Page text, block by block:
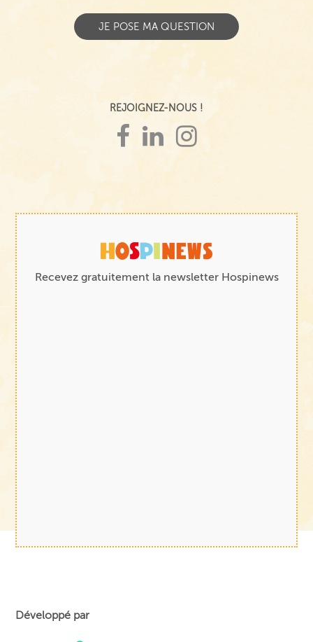
REJOIGNEZ-NOUS !
Recevez gratuitement la newsletter Hospinews
Développé par